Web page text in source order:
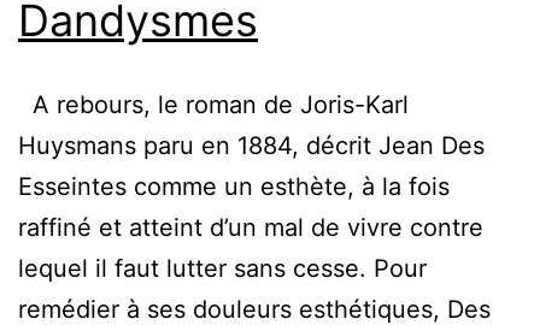
Dandysmes
A rebours, le roman de Joris-Karl
Huysmans paru en 1884, décrit Jean Des
Esseintes comme un esthète, à la fois
raffiné et atteint d’un mal de vivre contre
lequel il faut lutter sans cesse. Pour
remédier à ses douleurs esthétiques, Des